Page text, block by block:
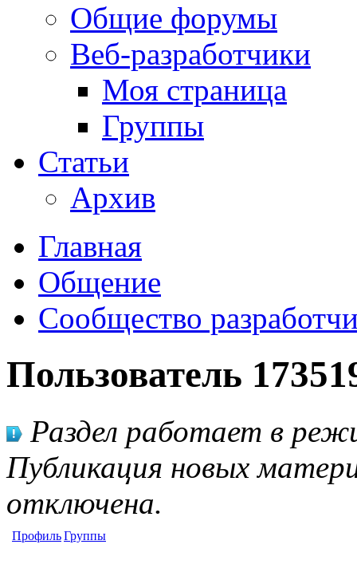
Общие форумы
Веб-разработчики
Моя страница
Группы
Статьи
Архив
Главная
Общение
Сообщество
Пользователь
Раздел работает в
Публикация новых
отключена.
ПрофильГруппы